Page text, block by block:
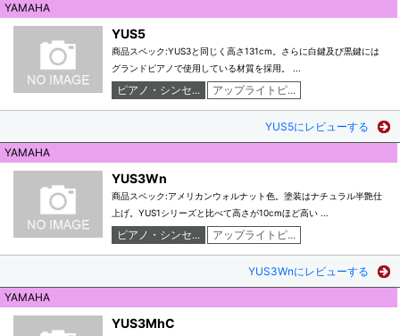
YAMAHA
YUS5
商品スペック:YUS3と同じく高さ131cm。さらに白鍵及び黒鍵には
グランドピアノで使用している材質を採用。 ...
ピアノ・シンセ... アップライトピ...
YUS5にレビューする
YAMAHA
YUS3Wn
商品スペック:アメリカンウォルナット色。塗装はナチュラル半艶仕
上げ。YUS1シリーズと比べて高さが10cmほど高い ...
ピアノ・シンセ... アップライトピ...
YUS3Wnにレビューする
YAMAHA
YUS3MhC